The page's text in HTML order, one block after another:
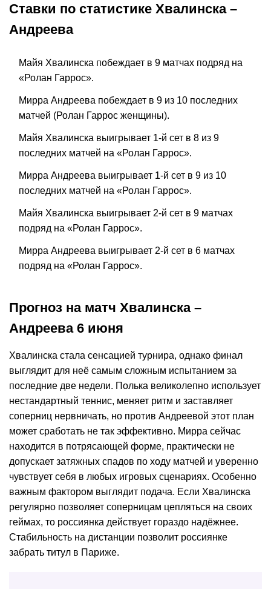
Ставки по статистике Хвалинска –
Андреева
Майя Хвалинска побеждает в 9 матчах подряд на
«Ролан Гаррос».
Мирра Андреева побеждает в 9 из 10 последних
матчей (Ролан Гаррос женщины).
Майя Хвалинска выигрывает 1-й сет в 8 из 9
последних матчей на «Ролан Гаррос».
Мирра Андреева выигрывает 1-й сет в 9 из 10
последних матчей на «Ролан Гаррос».
Майя Хвалинска выигрывает 2-й сет в 9 матчах
подряд на «Ролан Гаррос».
Мирра Андреева выигрывает 2-й сет в 6 матчах
подряд на «Ролан Гаррос».
Прогноз на матч Хвалинска –
Андреева 6 июня
Хвалинска стала сенсацией турнира, однако финал
выглядит для неё самым сложным испытанием за
последние две недели. Полька великолепно использует
нестандартный теннис, меняет ритм и заставляет
соперниц нервничать, но против Андреевой этот план
может сработать не так эффективно. Мирра сейчас
находится в потрясающей форме, практически не
допускает затяжных спадов по ходу матчей и уверенно
чувствует себя в любых игровых сценариях. Особенно
важным фактором выглядит подача. Если Хвалинска
регулярно позволяет соперницам цепляться на своих
геймах, то россиянка действует гораздо надёжнее.
Стабильность на дистанции позволит россиянке
забрать титул в Париже.